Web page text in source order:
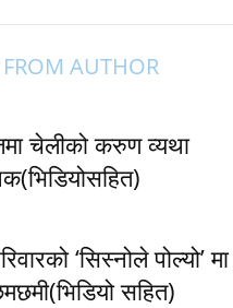
AUTHOR
चेलीको करुण व्यथा
‘सिस्नोले पोल्यो’ मा
सहित)